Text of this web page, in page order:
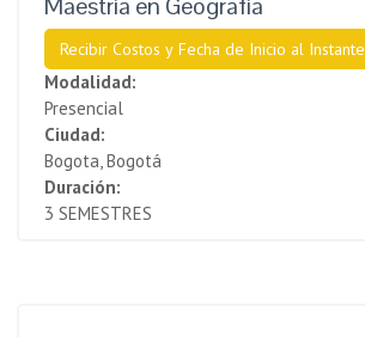
Recibir Costos y Fecha de Inicio al Instante
Modalidad:
Presencial
Ciudad:
Bogota, Bogotá
Duración:
3 SEMESTRES